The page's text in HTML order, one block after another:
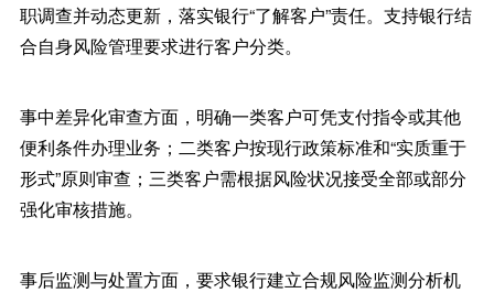
职调查并动态更新，落实银行“了解客户”责任。支持银行结
合自身风险管理要求进行客户分类。
事中差异化审查方面，明确一类客户可凭支付指令或其他
便利条件办理业务；二类客户按现行政策标准和“实质重于
形式”原则审查；三类客户需根据风险状况接受全部或部分
强化审核措施。
事后监测与处置方面，要求银行建立合规风险监测分析机